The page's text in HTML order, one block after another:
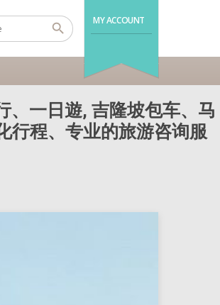
MY ACCOUNT
、一日遊, 吉隆坡包车、马
行程、专业的旅游咨询服